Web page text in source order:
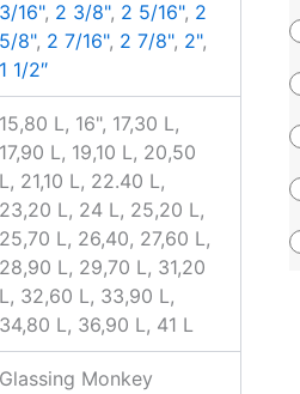
3/16", 2 3/8", 2 5/16", 2
5/8", 2 7/16", 2 7/8", 2",
1 1/2″
15,80 L, 16", 17,30 L,
17,90 L, 19,10 L, 20,50
L, 21,10 L, 22.40 L,
23,20 L, 24 L, 25,20 L,
25,70 L, 26,40, 27,60 L,
28,90 L, 29,70 L, 31,20
L, 32,60 L, 33,90 L,
34,80 L, 36,90 L, 41 L
Glassing Monkey